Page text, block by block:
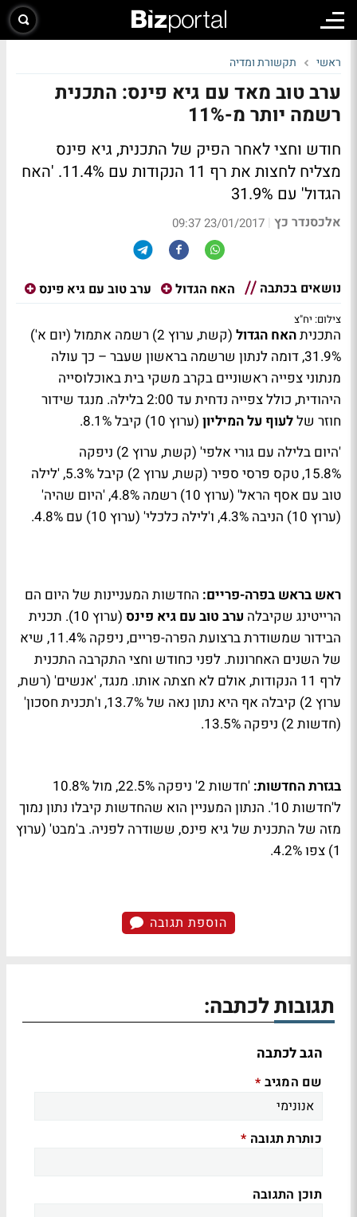
ראשי תקשורת ומדיה
ערב טוב מאד עם גיא פינס: התכנית
רשמה יותר מ-11%
חודש וחצי לאחר הפיק של התכנית, גיא פינס
מצליח לחצות את רף 11 הנקודות עם 11.4%. 'האח
הגדול' עם 31.9%
אלכסנדר כץ |
23/01/2017 09:37
נושאים בכתבה האח הגדול ערב טוב עם גיא פינס
צילום: יח"צ
התכניתהאח הגדול
(קשת, ערוץ 2) רשמה אתמול (יום א')
31.9%, דומה לנתון שרשמה בראשון שעבר – כך עולה
מנתוני צפייה ראשוניים בקרב משקי בית באוכלוסייה
היהודית, כולל צפייה נדחית עד 2:00 בלילה. מנגד שידור
חוזר שללעוף על המיליון (ערוץ 10) קיבל 8.1%.
'היום בלילה עם גורי אלפי' (קשת, ערוץ 2) ניפקה
15.8%, טקס פרסי ספיר (קשת, ערוץ 2) קיבל 5.3%, 'לילה
טוב עם אסף הראל' (ערוץ 10) רשמה 4.8%, 'היום שהיה'
(ערוץ 10) הניבה 4.3%, ו'לילה כלכלי' (ערוץ 10) עם 4.8%.
ראש בראש בפרה-פריים: החדשות המעניינות של היום הם
הרייטינג שקיבלה ערב טוב עם גיא פינס
(ערוץ 10). תכנית
הבידור שמשודרת ברצועת הפרה-פריים, ניפקה 11.4%, שיא
של השנים האחרונות. לפני כחודש וחצי התקרבה התכנית
לרף 11 הנקודות, אולם לא חצתה אותו.
מנגד, 'אנשים' (רשת,
ערוץ 2) קיבלה אף היא נתון נאה של 13.7%, ו'תכנית חסכון'
(חדשות 2) ניפקה 13.5%.
בגזרת החדשות:
'חדשות 2' ניפקה 22.5%, מול 10.8%
ל'חדשות 10'. הנתון המעניין הוא שהחדשות קיבלו נתון נמוך
מזה של התכנית של גיא פינס, ששודרה לפניה. ב'מבט' (ערוץ
1) צפו 4.2%.
הוספת תגובה
תגובות לכתבה:
הגב לכתבה
שם המגיב *
כותרת תגובה *
תוכן התגובה